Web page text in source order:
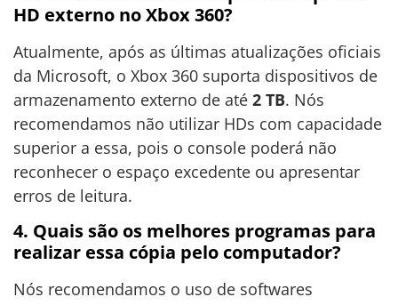
HD externo no Xbox 360?
Atualmente, após as últimas atualizações oficiais
da Microsoft, o Xbox 360 suporta dispositivos de
armazenamento externo de até 2 TB. Nós
recomendamos não utilizar HDs com capacidade
superior a essa, pois o console poderá não
reconhecer o espaço excedente ou apresentar
erros de leitura.
4. Quais são os melhores programas para
realizar essa cópia pelo computador?
Nós recomendamos o uso de softwares